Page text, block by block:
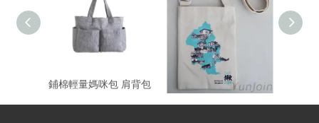
鋪棉輕量媽咪包 肩背包 旅遊輕便斜背袋